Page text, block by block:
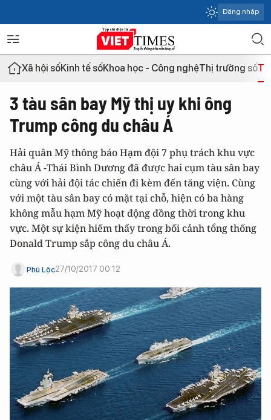
Đăng nhập
Xã hội sốKinh tế sốKhoa học - Công nghệThị trường số
3 tàu sân bay Mỹ thị uy khi ông
Trump công du châu Á
Hải quân Mỹ thông báo Hạm đội 7 phụ trách khu vực
châu Á -Thái Bình Dương đã được hai cụm tàu sân bay
cùng với hải đội tác chiến đi kèm đến tăng viện. Cùng
với một tàu sân bay có mặt tại chỗ, hiện có ba hàng
không mẫu hạm Mỹ hoạt động đồng thời trong khu
vực. Một sự kiện hiếm thấy trong bối cảnh tổng thống
Donald Trump sắp công du châu Á.
Phú Lộc27/10/2017 00:12